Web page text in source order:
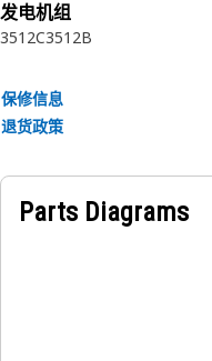
发电机组
3512C3512B
保修信息
退货政策
Parts Diagrams